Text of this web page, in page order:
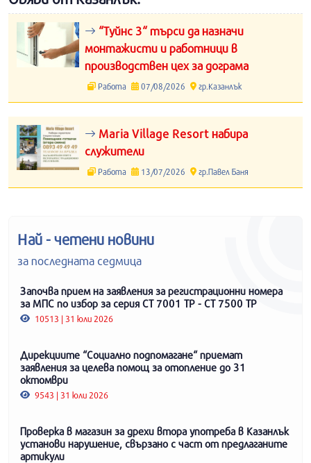
“Туйнс 3“ търси да назначи
монтажисти и работници в
производствен цех за дограма
Работа 07/08/2026 гр.Казанлък
Maria Village Resort набира
служители
Работа 13/07/2026 гр.Павел Баня
Най - четени новини
за последната седмица
Започва прием на заявления за регистрационни номера
за МПС по избор за серия СТ 7001 ТР - СТ 7500 ТР
10513 | 31 юли 2026
Дирекциите “Социално подпомагане“ приемат
заявления за целева помощ за отопление до 31
октомври
9543 | 31 юли 2026
Проверка в магазин за дрехи втора употреба в Казанлък
установи нарушение, свързано с част от предлаганите
артикули